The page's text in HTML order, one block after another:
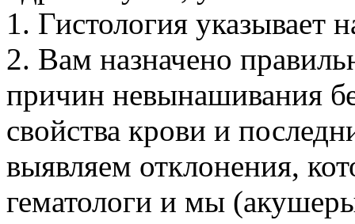
1. Гистология указывает
2. Вам назначено
причин невынашивания
свойства крови и
выявляем отклонения,
гематологи и мы